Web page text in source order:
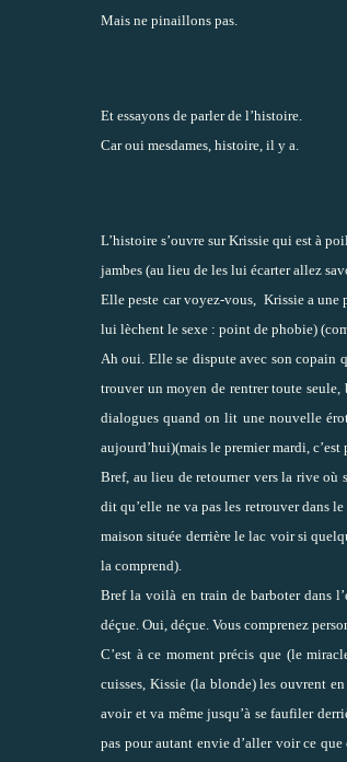
Mais ne pinaillons pas.
Et essayons de parler de l’histoire.
Car oui mesdames, histoire, il y a.
L’histoire s’ouvre sur Krissie qui est à
jambes (au lieu de les lui écarter allez
Elle peste car voyez-vous,
Krissie a une
lui lèchent le sexe : point de phobie)
Ah oui. Elle se dispute avec son copain
trouver un moyen de rentrer toute
dialogues quand on lit une nouvelle
aujourd’hui)(mais le premier mardi, c’est
Bref, au lieu de retourner vers la rive où
dit qu’elle ne va pas les retrouver dans
maison située derrière le lac voir si
la comprend).
Bref la voilà en train de barboter dans
déçue. Oui, déçue. Vous comprenez
C’est à ce moment précis que (le
cuisses, Kissie (la blonde) les ouvrent
avoir et va même jusqu’à se faufiler
pas pour autant envie d’aller voir ce que